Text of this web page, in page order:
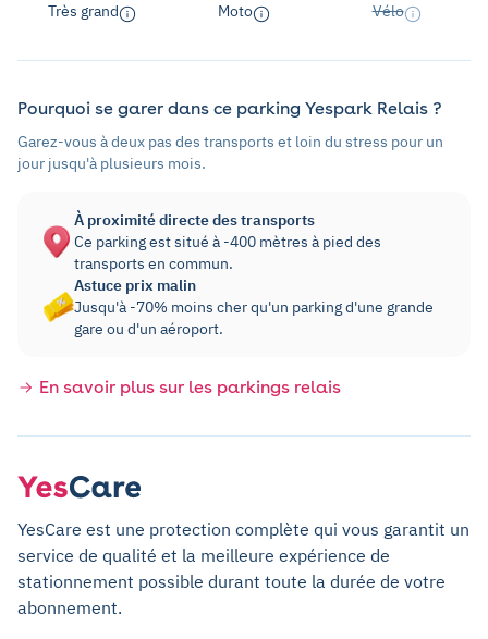
Très grand Moto Vélo
Pourquoi se garer dans ce parking Yespark Relais ?
Garez-vous à deux pas des transports et loin du stress pour un
jour jusqu'à plusieurs mois.
À proximité directe des transports
Ce parking est situé à -400 mètres à pied des
transports en commun.
Astuce prix malin
Jusqu'à -70% moins cher qu'un parking d'une grande
gare ou d'un aéroport.
En savoir plus sur les parkings relais
YesCare est une protection complète qui vous garantit un
service de qualité et la meilleure expérience de
stationnement possible durant toute la durée de votre
abonnement.